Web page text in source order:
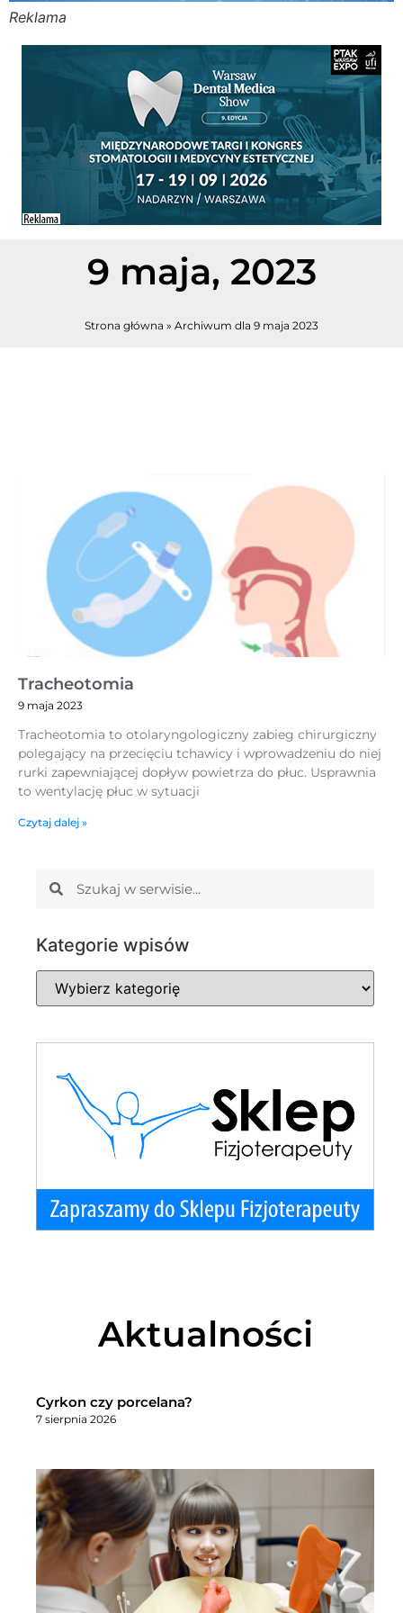
Reklama
9 maja, 2023
Strona główna » Archiwum dla 9 maja 2023
Tracheotomia
9 maja 2023
Tracheotomia to otolaryngologiczny zabieg chirurgiczny
polegający na przecięciu tchawicy i wprowadzeniu do niej
rurki zapewniającej dopływ powietrza do płuc. Usprawnia
to wentylację płuc w sytuacji
Czytaj dalej »
Kategorie wpisów
Aktualności
Cyrkon czy porcelana?
7 sierpnia 2026